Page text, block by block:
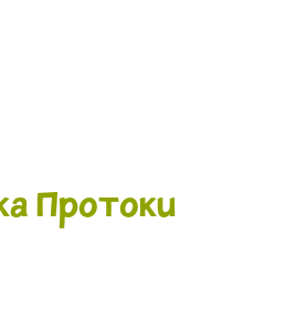
Протоки